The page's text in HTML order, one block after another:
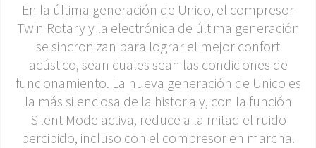
En la última generación de Unico, el compresor
Twin Rotary y la electrónica de última generación
se sincronizan para lograr el mejor confort
acústico, sean cuales sean las condiciones de
funcionamiento. La nueva generación de Unico es
la más silenciosa de la historia y, con la función
Silent Mode activa, reduce a la mitad el ruido
percibido, incluso con el compresor en marcha.